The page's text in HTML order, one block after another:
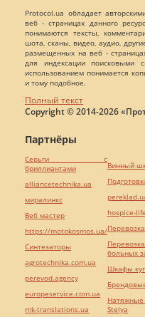
Protocol.ua обладает
веб - страницах данного
понимаются тексты,
шота, сканы, видео, аудио,
размещенных на веб -
для индексации поисковыми
использованием понимается
и тому подобное.
Полный текст
Copyright © 2014-2026
Партнёры
Серьги с
бриллиантами
alliancetechnika.ua
миралинкс
Веб мастер
https://motokosmos.ua/
Синтезаторы
agrotechnika.com.ua
perevod.agency
europeservice.com.ua
mk-translations.ua
Винный
hospice-
больных
Шкафы
Stelya